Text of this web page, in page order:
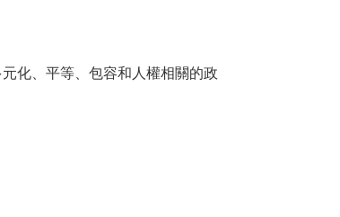
化、平等、包容和人權相關的政